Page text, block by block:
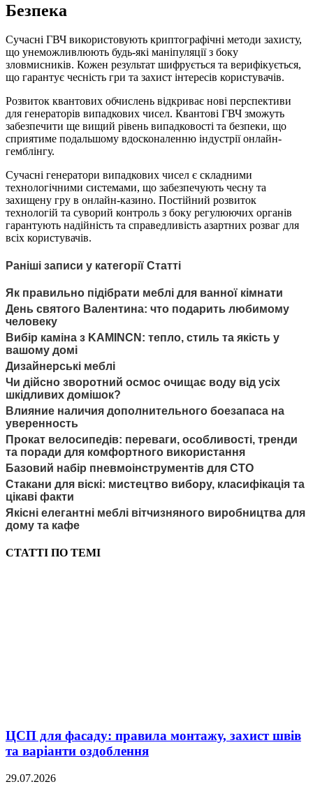
Безпека
Сучасні ГВЧ використовують криптографічні методи захисту,
що унеможливлюють будь-які маніпуляції з боку
зловмисників. Кожен результат шифрується та верифікується,
що гарантує чесність гри та захист інтересів користувачів.
Розвиток квантових обчислень відкриває нові перспективи
для генераторів випадкових чисел. Квантові ГВЧ зможуть
забезпечити ще вищий рівень випадковості та безпеки, що
сприятиме подальшому вдосконаленню індустрії онлайн-
гемблінгу.
Сучасні генератори випадкових чисел є складними
технологічними системами, що забезпечують чесну та
захищену гру в онлайн-казино. Постійний розвиток
технологій та суворий контроль з боку регулюючих органів
гарантують надійність та справедливість азартних розваг для
всіх користувачів.
Раніші записи у категорії Статті
Як правильно підібрати меблі для ванної кімнати
День святого Валентина: что подарить любимому
человеку
Вибір каміна з KAMINCN: тепло, стиль та якість у
вашому домі
Дизайнерські меблі
Чи дійсно зворотний осмос очищає воду від усіх
шкідливих домішок?
Влияние наличия дополнительного боезапаса на
уверенность
Прокат велосипедів: переваги, особливості, тренди
та поради для комфортного використання
Базовий набір пневмоінструментів для СТО
Стакани для віскі: мистецтво вибору, класифікація та
цікаві факти
Якісні елегантні меблі вітчизняного виробництва для
дому та кафе
СТАТТІ ПО ТЕМІ
ЦСП для фасаду: правила монтажу, захист швів
та варіанти оздоблення
29.07.2026